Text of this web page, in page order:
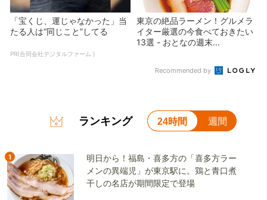
「宝くじ、運じゃなかった」当
たる人は“同じこと”してる
PR(合同会社デジタルファーム )
東京の絶品ラーメン！グルメラ
イター厳選の今食べておきたい
13選 - おとなの週末...
Recommended by
ランキング 24時間 週間
1
明日から！福島・喜多方の「喜多方ラー
メンの異端児」が東京駅に。鶏と青口煮
干しの名店が期間限定で登場